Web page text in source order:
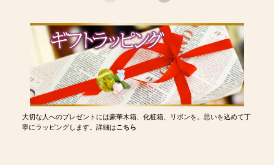
大切な人へのプレゼントには豪華木箱、化粧箱、リボンを。思いを込めて丁
寧にラッピングします。詳細はこちら